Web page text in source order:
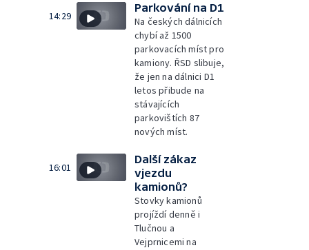
14:29
Parkování na D1
Na českých dálnicích
chybí až 1500
parkovacích míst pro
kamiony. ŘSD slibuje,
že jen na dálnici D1
letos přibude na
stávajících
parkovištích 87
nových míst.
16:01
Další zákaz
vjezdu
kamionů?
Stovky kamionů
projíždí denně i
Tlučnou a
Vejprnicemi na